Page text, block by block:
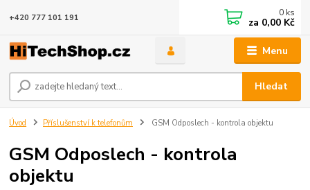
Menu
Hledat
+420 777 101 191 0 ks
za 0,00 Kč
Úvod Příslušenství k telefonům GSM Odposlech - kontrola objektu
GSM Odposlech - kontrola
objektu